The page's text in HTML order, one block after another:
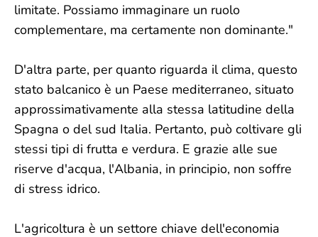
limitate. Possiamo immaginare un ruolo
complementare, ma certamente non dominante."
D'altra parte, per quanto riguarda il clima, questo
stato balcanico è un Paese mediterraneo, situato
approssimativamente alla stessa latitudine della
Spagna o del sud Italia. Pertanto, può coltivare gli
stessi tipi di frutta e verdura. E grazie alle sue
riserve d'acqua, l'Albania, in principio, non soffre
di stress idrico.
L'agricoltura è un settore chiave dell'economia